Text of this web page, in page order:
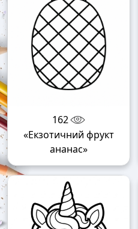
162
«Екзотичний фрукт
ананас»